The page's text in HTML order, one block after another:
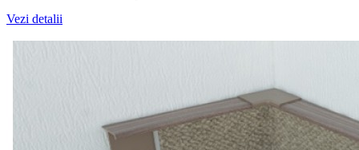
Vezi detalii